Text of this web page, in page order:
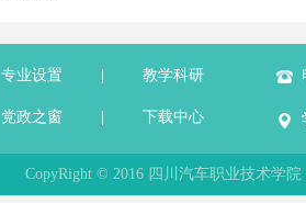
专业设置 教学科研
党政之窗 下载中心
CopyRight © 2016 四川汽车职业技术学